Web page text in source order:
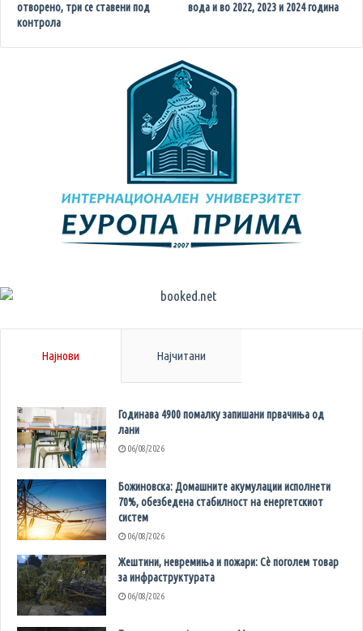
отворено, три се ставени под
контрола
вода и во 2022, 2023 и 2024 година
Најнови Најчитани
Годинава 4900 помалку запишани првачиња од
лани
06/08/2026
Божиновска: Домашните акумулации исполнети
70%, обезбедена стабилност на енергетскиот
систем
06/08/2026
Жештини, невремиња и пожари: Сè поголем товар
за инфраструктурата
06/08/2026